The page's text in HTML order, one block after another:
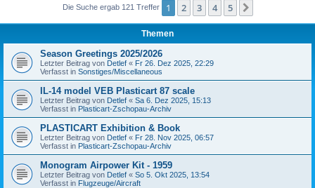
Die Suche ergab 121 Treffer 1 2 3 4 5
Themen
Season Greetings 2025/2026
Letzter Beitrag von Detlef « Fr 26. Dez 2025, 22:29
Verfasst in Sonstiges/Miscellaneous
IL-14 model VEB Plasticart 87 scale
Letzter Beitrag von Detlef « Sa 6. Dez 2025, 15:13
Verfasst in Plasticart-Zschopau-Archiv
PLASTICART Exhibition & Book
Letzter Beitrag von Detlef « Fr 28. Nov 2025, 06:57
Verfasst in Plasticart-Zschopau-Archiv
Monogram Airpower Kit - 1959
Letzter Beitrag von Detlef « So 5. Okt 2025, 13:54
Verfasst in Flugzeuge/Aircraft